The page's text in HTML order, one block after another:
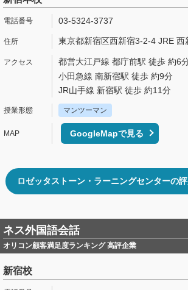
03-5324-3737
東京都新宿区西新宿3-2-4 JRE 西
都営大江戸線 都庁前駅 徒歩 約6
小田急線 南新宿駅 徒歩 約9分
JR山手線 新宿駅 徒歩 約11分
マンツーマン
GoogleMapで見る
ロゼッタストーン・ラーニングセンターの
ネス外国語会話
オリコン顧客満足度ランキング 高評企業
新宿校